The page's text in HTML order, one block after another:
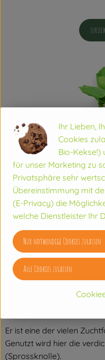
Kohlrabi
Wussten Sie´s schon?
Der Kohlrabi auch
Stängelrübe, in Wien
Gemüsepflanze.
Er ist eine der vielen
Genutzt wird hier die
(Sprossknolle).
Ihr Lieben,
Cookies
Bio-Kekse!)
für unser Marketing zu
Privatsphäre sehr
Übereinstimmung mit
(E-Privacy) die
welche Dienstleister Ihr
Nur notwendige Cookies zulassen
Alle Cookies zulassen